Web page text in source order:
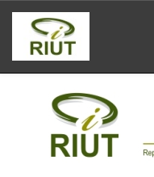
Skip
navigation